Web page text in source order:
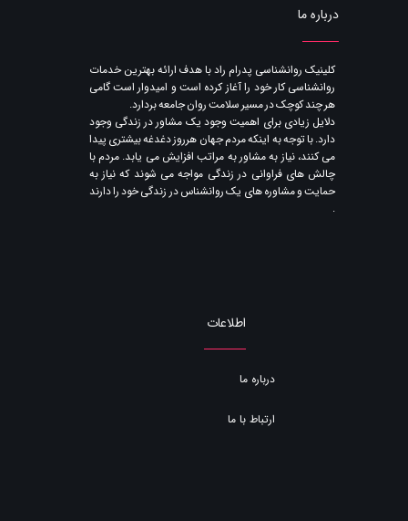
درباره ما
​کلینیک روانشناسی پدرام راد با هدف ارائه بهترین خدمات
روانشناسی کار خود را آغاز کرده است و امیدوار است گامی
هر چند کوچک در مسیر سلامت روان جامعه بردارد.
دلایل زیادی برای اهمیت وجود یک مشاور در زندگی وجود
دارد. با توجه به اینکه مردم جهان هرروز دغدغه بیشتری پیدا
می کنند​​​​​​​، نیاز به مشاور به مراتب افزایش می یابد. مردم با
چالش های فراوانی در زندگی مواجه می شوند که نیاز به
حمایت و مشاوره های یک روانشناس در زندگی خود را دارند​​​​​​​
.
اطلاعات
درباره ما
ارتباط با ما